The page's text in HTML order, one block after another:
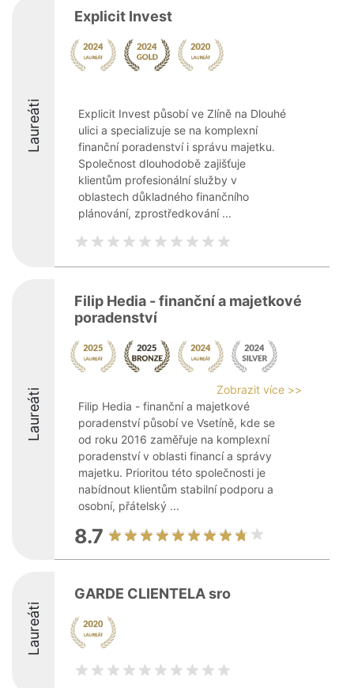
Laureáti
Explicit Invest
Explicit Invest působí ve Zlíně na Dlouhé
ulici a specializuje se na komplexní
finanční poradenství i správu majetku.
Společnost dlouhodobě zajišťuje
klientům profesionální služby v
oblastech důkladného finančního
plánování, zprostředkování ...
Laureáti
Filip Hedia - finanční a majetkové
poradenství
Zobrazit více >>
Filip Hedia - finanční a majetkové
poradenství působí ve Vsetíně, kde se
od roku 2016 zaměřuje na komplexní
poradenství v oblasti financí a správy
majetku. Prioritou této společnosti je
nabídnout klientům stabilní podporu a
osobní, přátelský ...
8.7
Laureáti
GARDE CLIENTELA sro